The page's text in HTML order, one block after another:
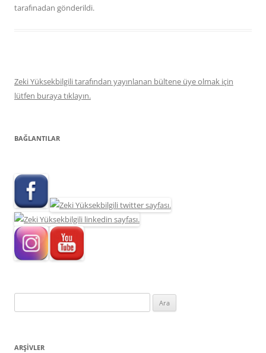
tarafınadan gönderildi.
Zeki Yüksekbilgili tarafından yayınlanan bültene üye olmak için
lütfen buraya tıklayın.
BAĞLANTILAR
ARŞIVLER